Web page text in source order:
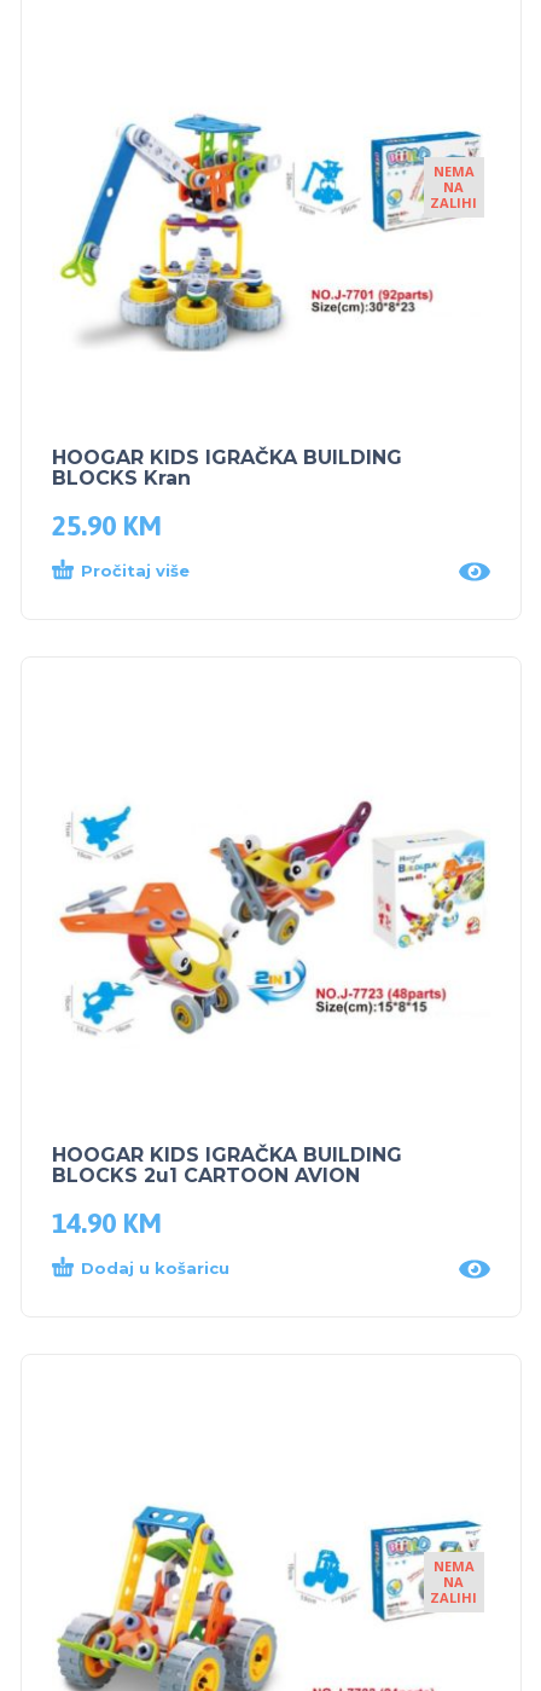
NEMA
NA
ZALIHI
HOOGAR KIDS IGRAČKA BUILDING
BLOCKS Kran
25.90 KM
Pročitaj više
HOOGAR KIDS IGRAČKA BUILDING
BLOCKS 2u1 CARTOON AVION
14.90 KM
Dodaj u košaricu
NEMA
NA
ZALIHI